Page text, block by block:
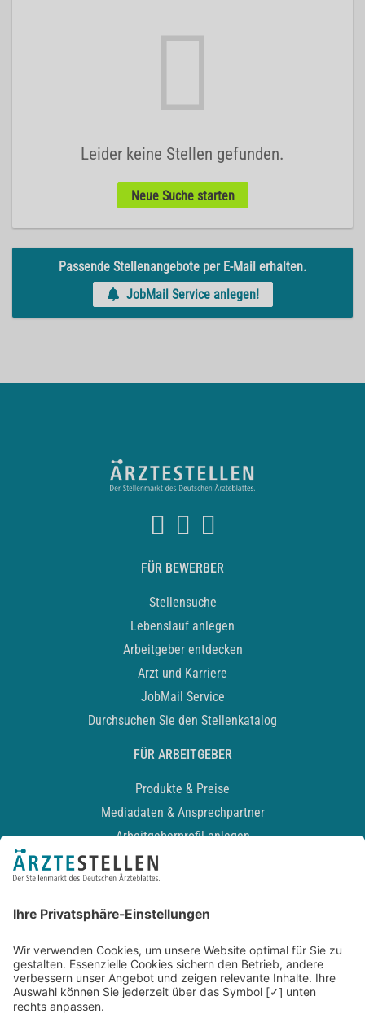
Leider keine Stellen gefunden.
Neue Suche starten
Passende Stellenangebote per E-Mail erhalten.
JobMail Service anlegen!
FÜR BEWERBER
Stellensuche
Lebenslauf anlegen
Arbeitgeber entdecken
Arzt und Karriere
JobMail Service
Durchsuchen Sie den Stellenkatalog
FÜR ARBEITGEBER
Produkte & Preise
Mediadaten & Ansprechpartner
Arbeitgeberprofil anlegen
Recruiting-Podcast
Kontakt
Datenschutz
Newsletter